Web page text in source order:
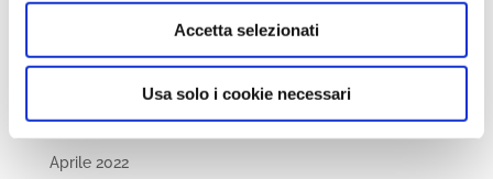
Accetta selezionati
Usa solo i cookie necessari
Novembre 2022
Aprile 2022